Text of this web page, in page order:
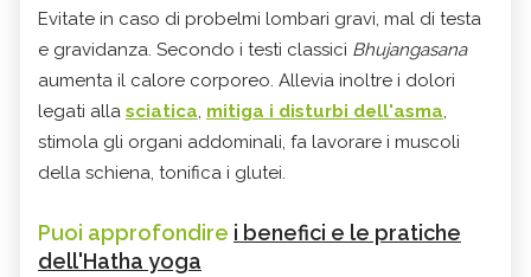
Evitate in caso di probelmi lombari gravi, mal di testa
e gravidanza. Secondo i testi classici Bhujangasana
aumenta il calore corporeo. Allevia inoltre i dolori
legati alla sciatica, mitiga i disturbi dell'asma,
stimola gli organi addominali, fa lavorare i muscoli
della schiena, tonifica i glutei.
Puoi approfondire i benefici e le pratiche
dell'Hatha yoga